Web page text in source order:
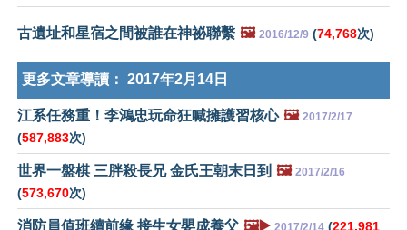
古遺址和星宿之間被誰在神祕聯繫 🖼️ 2016/12/9 (74,768次)
更多文章導讀： 2017年2月14日
江系任務重！李鴻忠玩命狂喊擁護習核心 🖼️ 2017/2/17
(587,883次)
世界一盤棋 三胖殺長兄 金氏王朝末日到 🖼️ 2017/2/16
(573,670次)
消防員值班續前緣 接生女嬰成養父 🖼️▶️ 2017/2/14 (221,981